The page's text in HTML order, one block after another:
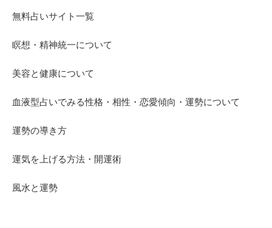
無料占いサイト一覧
瞑想・精神統一について
美容と健康について
血液型占いでみる性格・相性・恋愛傾向・運勢について
運勢の導き方
運気を上げる方法・開運術
風水と運勢